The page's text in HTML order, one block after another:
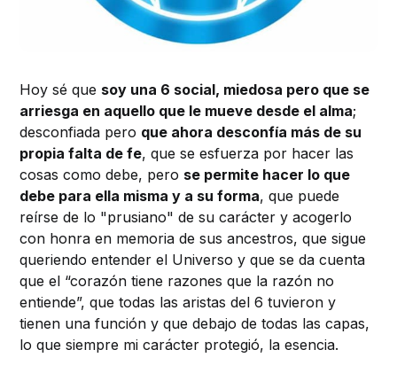
Hoy sé que soy una 6 social, miedosa pero que se
arriesga en aquello que le mueve desde el alma;
desconfiada pero que ahora desconfía más de su
propia falta de fe, que se esfuerza por hacer las
cosas como debe, pero se permite hacer lo que
debe para ella misma y a su forma, que puede
reírse de lo "prusiano" de su carácter y acogerlo
con honra en memoria de sus ancestros, que sigue
queriendo entender el Universo y que se da cuenta
que el “corazón tiene razones que la razón no
entiende”, que todas las aristas del 6 tuvieron y
tienen una función y que debajo de todas las capas,
lo que siempre mi carácter protegió, la esencia.